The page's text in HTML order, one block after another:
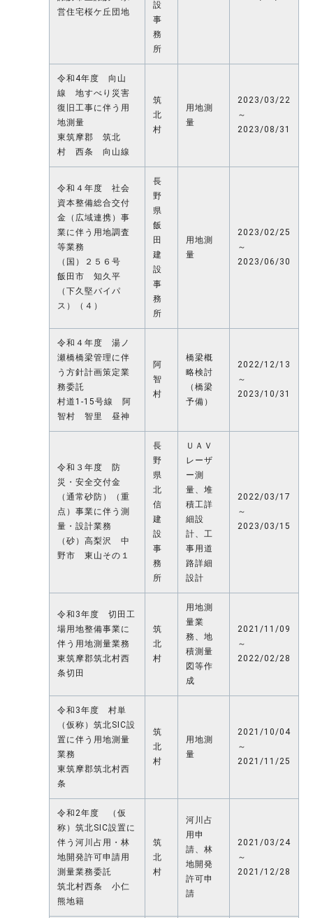
営住宅桜ケ丘団地
設
事
務
所
令和4年度 向山
線 地すべり災害
復旧工事に伴う用
地測量
東筑摩郡 筑北
村 西条 向山線
筑
北
村
用地測
量
2023/03/22
～
2023/08/31
令和４年度 社会
資本整備総合交付
金（広域連携）事
業に伴う用地調査
等業務
（国）２５６号
飯田市 知久平
（下久堅バイパ
ス）（４）
長
野
県
飯
田
建
設
事
務
所
用地測
量
2023/02/25
～
2023/06/30
令和４年度 湯ノ
瀬橋橋梁管理に伴
う方針計画策定業
務委託
村道1-15号線 阿
智村 智里 昼神
阿
智
村
橋梁概
略検討
（橋梁
予備）
2022/12/13
～
2023/10/31
令和３年度 防
災・安全交付金
（通常砂防）（重
点）事業に伴う測
量・設計業務
（砂）高梨沢 中
野市 東山その１
長
野
県
北
信
建
設
事
務
所
ＵＡＶ
レーザ
ー測
量、堆
積工詳
細設
計、工
事用道
路詳細
設計
2022/03/17
～
2023/03/15
令和3年度 切田工
場用地整備事業に
伴う用地測量業務
東筑摩郡筑北村西
条切田
筑
北
村
用地測
量業
務、地
積測量
図等作
成
2021/11/09
～
2022/02/28
令和3年度 村単
（仮称）筑北SIC設
置に伴う用地測量
業務
東筑摩郡筑北村西
条
筑
北
村
用地測
量
2021/10/04
～
2021/11/25
令和2年度 （仮
称）筑北SIC設置に
伴う河川占用・林
地開発許可申請用
測量業務委託
筑北村西条 小仁
熊地籍
筑
北
村
河川占
用申
請、林
地開発
許可申
請
2021/03/24
～
2021/12/28